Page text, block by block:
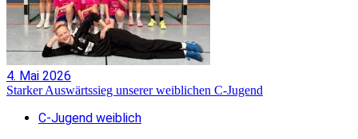
4. Mai 2026
Starker Auswärtssieg unserer weiblichen C-Jugend
C-Jugend weiblich